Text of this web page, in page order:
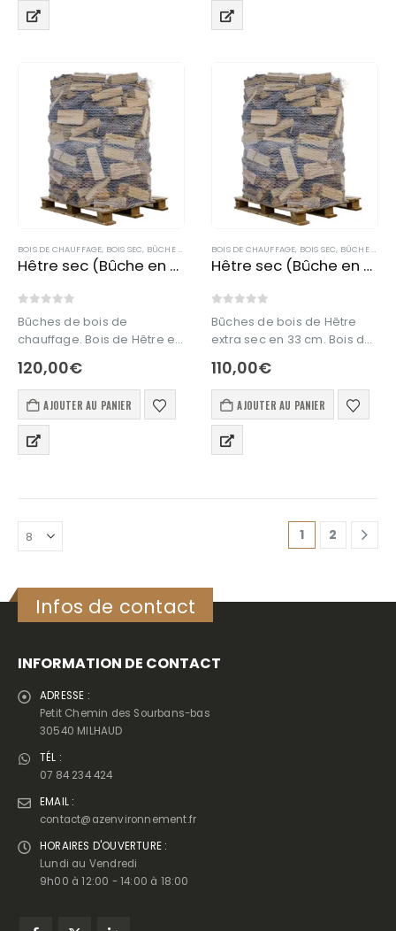
BOIS DE CHAUFFAGE, BOIS SEC, BÛCHE DE BOIS EN 25 CM
Hêtre sec (Bûche en 25cm)
Bûches de bois de
chauffage. Bois de Hêtre en
25 cm. Bois de chauffage
en 25 cm issu à 100% de
forêt française.
Ce produit est livré en vrac.
120,00€
AJOUTER AU PANIER
BOIS DE CHAUFFAGE, BOIS SEC, BÛCHE DE BOIS EN 33 CM
Hêtre sec (Bûche en 33 cm)
Bûches de bois de Hêtre
extra sec en 33 cm. Bois de
chauffage en 33 cm issu à
100% de forêt française.
Ce produit est livré en vrac.
110,00€
AJOUTER AU PANIER
1 2
Infos de contact
INFORMATION DE CONTACT
ADRESSE :
Petit Chemin des Sourbans-bas
30540 MILHAUD
TÉL :
07 84 234 424
EMAIL :
contact@azenvironnement.fr
HORAIRES D'OUVERTURE :
Lundi au Vendredi
9h00 à 12:00 - 14:00 à 18:00